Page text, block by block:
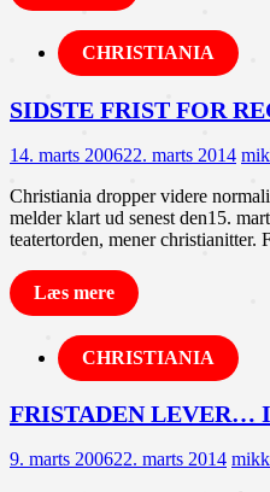
CHRISTIANIA
SIDSTE FRIST FOR
14. marts 200622. marts 2014
Christiania dropper videre
melder klart ud senest den15.
teatertorden, mener
Læs mere
CHRISTIANIA
FRISTADEN LEVER…
9. marts 200622. marts 2014